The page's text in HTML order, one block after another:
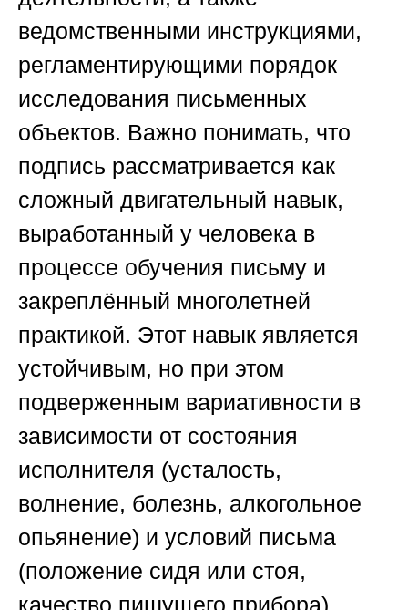
ведомственными инструкциями,
регламентирующими порядок
исследования письменных
объектов. Важно понимать, что
подпись рассматривается как
сложный двигательный навык,
выработанный у человека в
процессе обучения письму и
закреплённый многолетней
практикой. Этот навык является
устойчивым, но при этом
подверженным вариативности в
зависимости от состояния
исполнителя (усталость,
волнение, болезнь, алкогольное
опьянение) и условий письма
(положение сидя или стоя,
качество пишущего прибора).